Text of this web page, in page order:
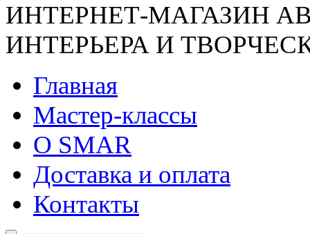
ИНТЕРНЕТ-МАГАЗИН
ИНТЕРЬЕРА И
Главная
Мастер-классы
О SMAR
Доставка и оплата
Контакты